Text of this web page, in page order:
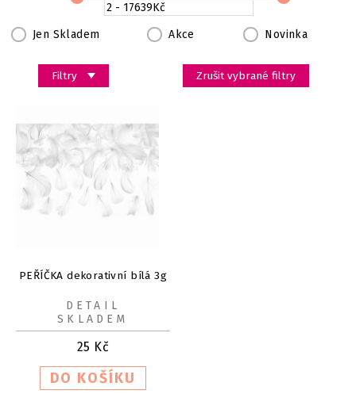
Filtry
Jen Skladem Akce Novinka
Zrušit vybrané filtry
PEŘÍČKA dekorativní bílá 3g
25 Kč
DETAIL
SKLADEM